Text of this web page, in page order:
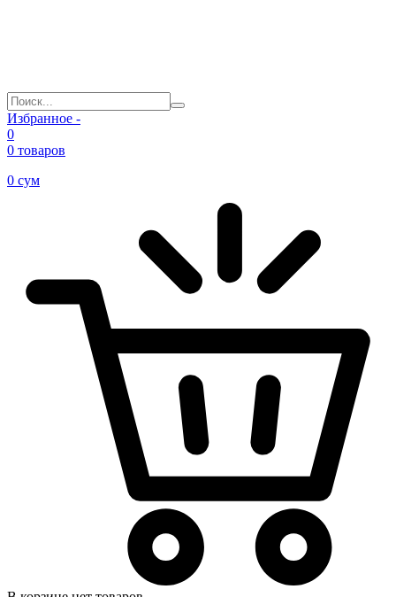
Избранное -
0
0 товаров
0 сум